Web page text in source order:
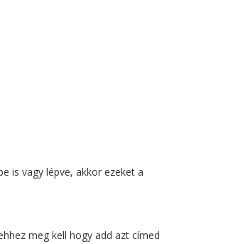
is vagy lépve, akkor ezeket a
meg kell hogy add azt címed